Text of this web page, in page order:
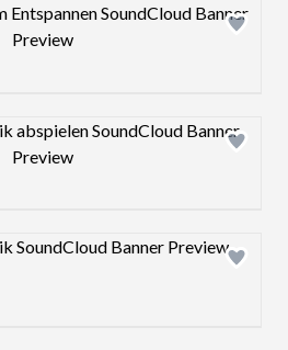
Design preview image
Design preview image
Design preview image